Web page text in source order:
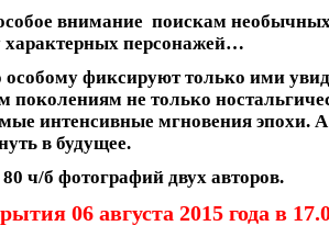
внимание поискам
характерных персонажей…
фиксируют только ими
поколениям не только
интенсивные мгновения эпохи. А
в будущее.
ч/б фотографий двух авторов.
06 августа 2015 года в